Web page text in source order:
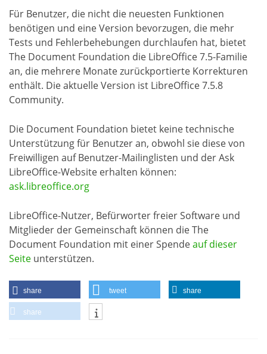
Für Benutzer, die nicht die neuesten Funktionen
benötigen und eine Version bevorzugen, die mehr
Tests und Fehlerbehebungen durchlaufen hat, bietet
The Document Foundation die LibreOffice 7.5-Familie
an, die mehrere Monate zurückportierte Korrekturen
enthält. Die aktuelle Version ist LibreOffice 7.5.8
Community.
Die Document Foundation bietet keine technische
Unterstützung für Benutzer an, obwohl sie diese von
Freiwilligen auf Benutzer-Mailinglisten und der Ask
LibreOffice-Website erhalten können:
ask.libreoffice.org
LibreOffice-Nutzer, Befürworter freier Software und
Mitglieder der Gemeinschaft können die The
Document Foundation mit einer Spendeauf dieser
Seite unterstützen.
share tweet share
share